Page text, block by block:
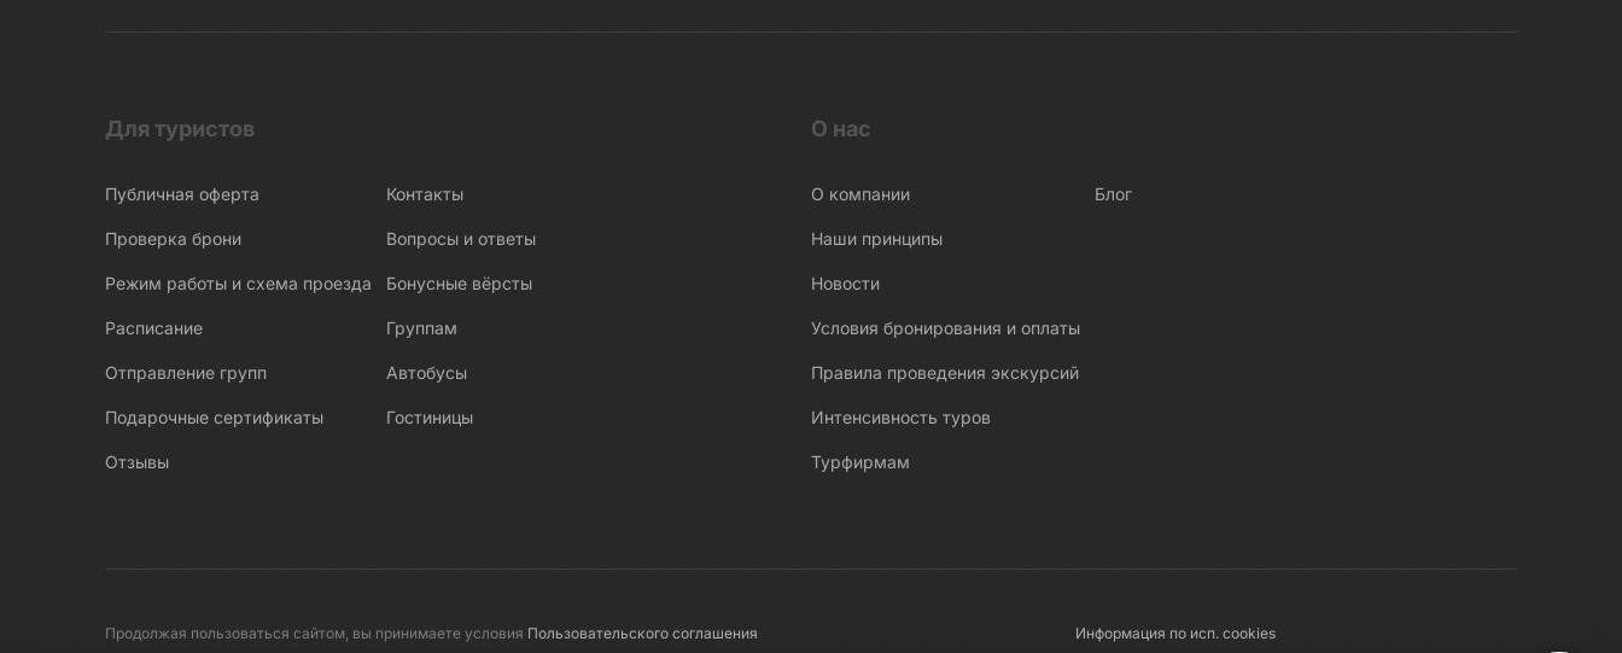
Для туристов
Публичная оферта
Проверка брони
Режим работы и схема проезда
Расписание
Отправление групп
Подарочные сертификаты
Отзывы
Контакты
Вопросы и ответы
Бонусные вёрсты
Группам
Автобусы
Гостиницы
О нас
О компании
Наши принципы
Новости
Условия бронирования и оплаты
Правила проведения экскурсий
Интенсивность туров
Турфирмам
Блог
Продолжая пользоваться сайтом, вы принимаете условия Пользовательского соглашения Информация по исп. cookies